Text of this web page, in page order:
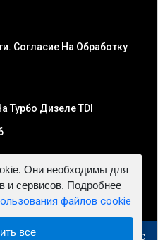
Согласие На Обработку
Турбо Дизеле TDI
- Автосервис
Они необходимы для
и сервисов. Подробнее
файлов cookie
все